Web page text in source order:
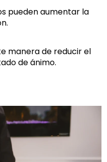
pueden aumentar la
manera de reducir el
de ánimo.